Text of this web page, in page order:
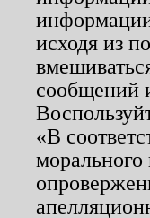
исходя из
сообщений
«В